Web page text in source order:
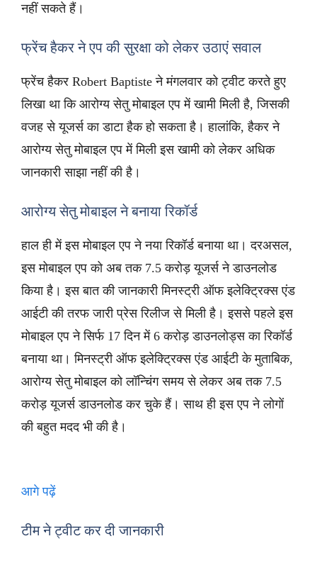
नहीं सकते हैं।
फ्रेंच हैकर ने एप की सुरक्षा को लेकर उठाएं सवाल
फ्रेंच हैकर Robert Baptiste ने मंगलवार को ट्वीट करते हुए
लिखा था कि आरोग्य सेतु मोबाइल एप में खामी मिली है, जिसकी
वजह से यूजर्स का डाटा हैक हो सकता है। हालांकि, हैकर ने
आरोग्य सेतु मोबाइल एप में मिली इस खामी को लेकर अधिक
जानकारी साझा नहीं की है।
आरोग्य सेतु मोबाइल ने बनाया रिकॉर्ड
हाल ही में इस मोबाइल एप ने नया रिकॉर्ड बनाया था। दरअसल,
इस मोबाइल एप को अब तक 7.5 करोड़ यूजर्स ने डाउनलोड
किया है। इस बात की जानकारी मिनस्ट्री ऑफ इलेक्ट्रिक्स एंड
आईटी की तरफ जारी प्रेस रिलीज से मिली है। इससे पहले इस
मोबाइल एप ने सिर्फ 17 दिन में 6 करोड़ डाउनलोड्स का रिकॉर्ड
बनाया था। मिनस्ट्री ऑफ इलेक्ट्रिक्स एंड आईटी के मुताबिक,
आरोग्य सेतु मोबाइल को लॉन्चिंग समय से लेकर अब तक 7.5
करोड़ यूजर्स डाउनलोड कर चुके हैं। साथ ही इस एप ने लोगों
की बहुत मदद भी की है।
आगे पढ़ें
टीम ने ट्वीट कर दी जानकारी